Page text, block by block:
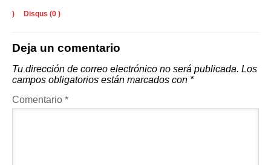
) Disqus (0 )
Deja un comentario
Tu dirección de correo electrónico no será publicada. Los
campos obligatorios están marcados con *
Comentario *